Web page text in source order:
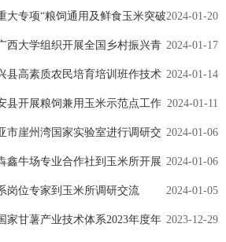
2024-01-20
大专项“粮饲通用及鲜食玉米突破
年度工作总结会 2024-01-17
西大学组织开展全国乡村振兴青
2024-01-14
县高素质农民培育培训班作技术
2024-01-11
县开展粮饲兼用玉米示范点工作
2024-01-06
市崖州湾国家实验室进行调研交
2024-01-06
鑫牛场专业合作社到玉米所开展
2024-01-05
岗位专家到玉米所调研交流
2023-12-29
家甘薯产业技术体系2023年度年